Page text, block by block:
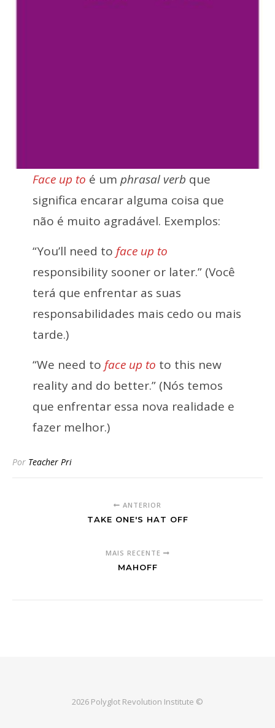
Face up to é um phrasal verb que
significa encarar alguma coisa que
não é muito agradável. Exemplos:
“You’ll need to face up to
responsibility sooner or later.” (Você
terá que enfrentar as suas
responsabilidades mais cedo ou mais
tarde.)
“We need to face up to to this new
reality and do better.” (Nós temos
que enfrentar essa nova realidade e
fazer melhor.)
Por Teacher Pri
ANTERIOR
TAKE ONE'S HAT OFF
MAIS RECENTE
MAHOFF
2026 Polyglot Revolution Institute ©